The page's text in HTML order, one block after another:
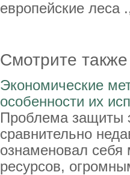
европейские леса
Смотрите также
Экономические
особенности их
Проблема защиты
сравнительно
ознаменовал
ресурсов,